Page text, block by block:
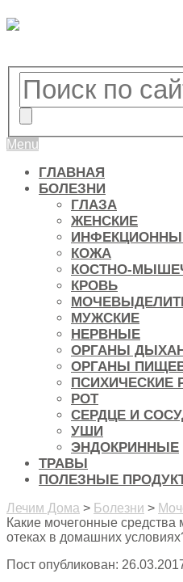
Menu
ГЛАВНАЯ
БОЛЕЗНИ
ГЛАЗА
ЖЕНСКИЕ
КОЖА
КОСТНО-
КРОВЬ
МУЖСКИЕ
НЕРВНЫЕ
ОРГАНЫ
ОРГАНЫ
ПСИХИЧЕСКИЕ
РОТ
СЕРДЦЕ И
УШИ
ЭНДОКРИННЫЕ
ТРАВЫ
ПОЛЕЗНЫЕ
Лечим Дома > Болезни >
Какие мочегонные средства
отеках в домашних
Пост опубликован: